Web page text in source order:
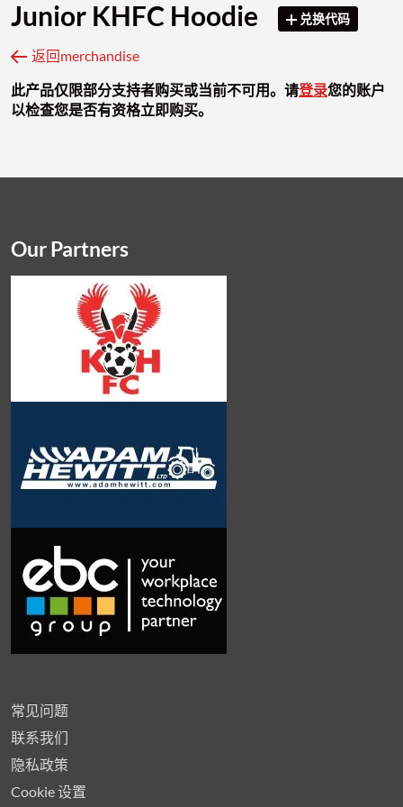
Junior KHFC Hoodie 兑换代码
返回merchandise
此产品仅限部分支持者购买或当前不可用。请登录您的账户
以检查您是否有资格立即购买。
常见问题
联系我们
隐私政策
Cookie 设置
Our Partners